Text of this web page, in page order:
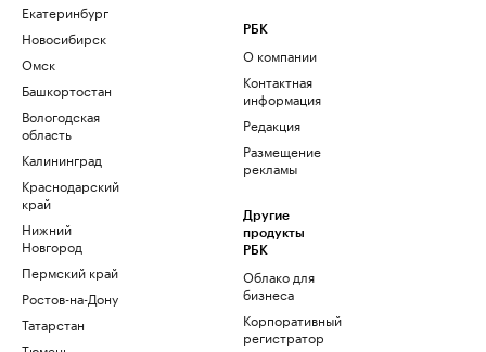
Екатеринбург
Новосибирск
Омск
Башкортостан
Вологодская
область
Калининград
Краснодарский
край
Нижний
Новгород
Пермский край
Ростов-на-Дону
Татарстан
РБК
О компании
Контактная
информация
Редакция
Размещение
рекламы
Другие
продукты
РБК
Облако для
бизнеса
Корпоративный
регистратор